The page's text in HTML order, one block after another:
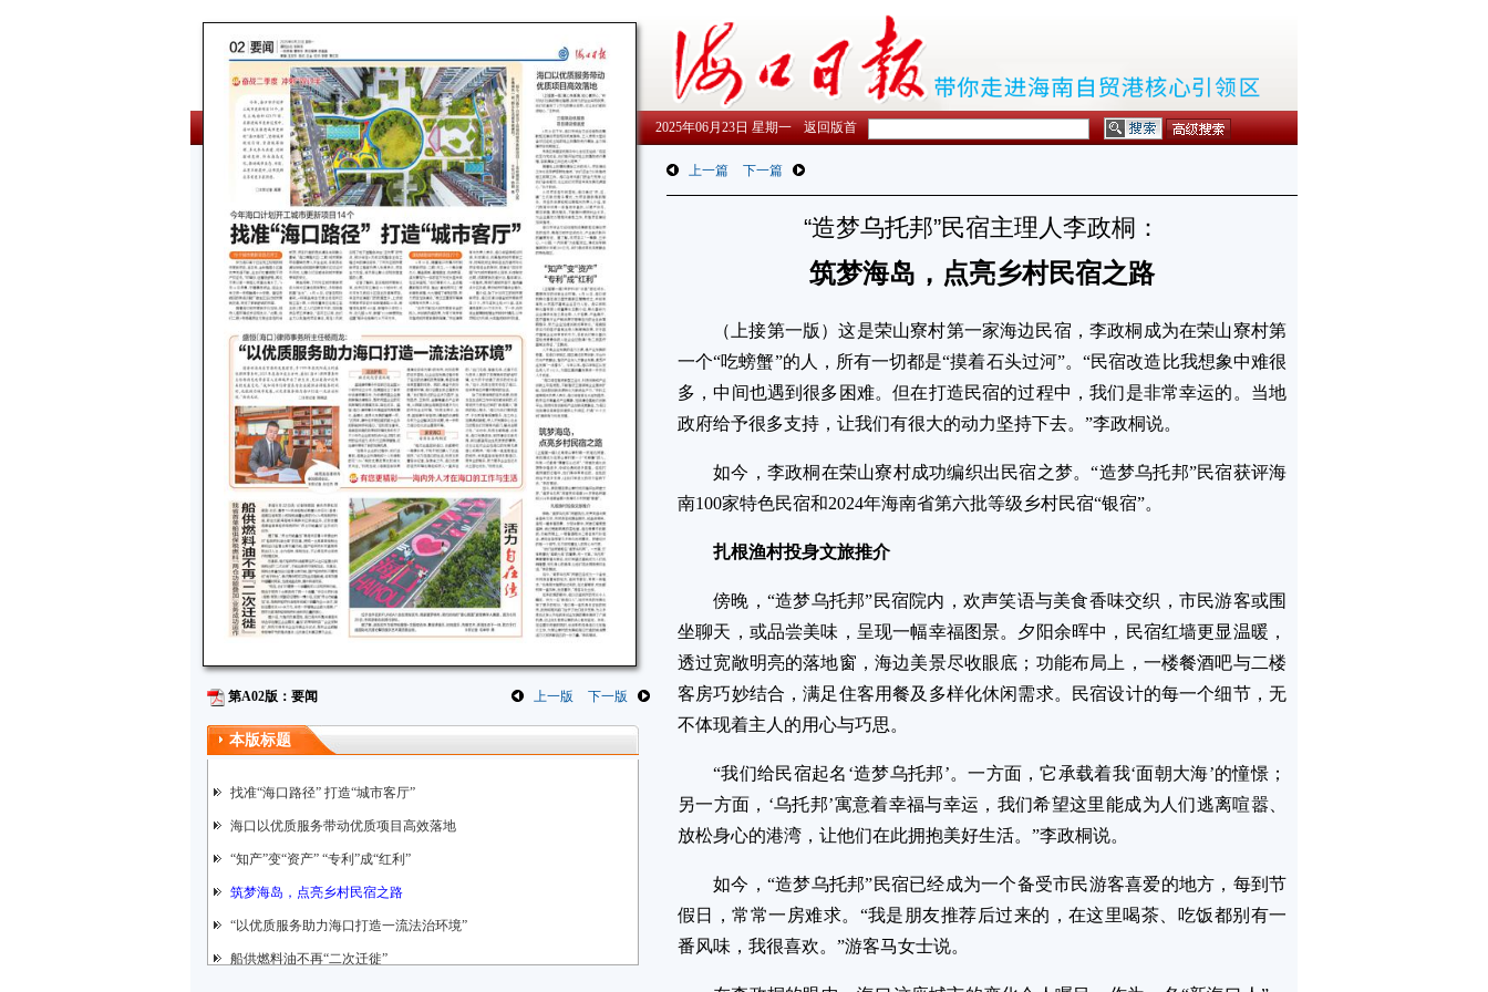
2025年06月23日 星期一 返回版首
第A02版：要闻 上一版 下一版
本版标题
找准“海口路径” 打造“城市客厅”
海口以优质服务带动优质项目高效落地
“知产”变“资产” “专利”成“红利”
筑梦海岛，点亮乡村民宿之路
“以优质服务助力海口打造一流法治环境”
船供燃料油不再“二次迁徙”
上一篇 下一篇
“造梦乌托邦”民宿主理人李政桐：
筑梦海岛，点亮乡村民宿之路
（上接第一版）这是荣山寮村第一家海边民宿，李政桐成为在荣山寮村第
一个“吃螃蟹”的人，所有一切都是“摸着石头过河”。“民宿改造比我想象中难很
多，中间也遇到很多困难。但在打造民宿的过程中，我们是非常幸运的。当地
政府给予很多支持，让我们有很大的动力坚持下去。”李政桐说。
如今，李政桐在荣山寮村成功编织出民宿之梦。“造梦乌托邦”民宿获评海
南100家特色民宿和2024年海南省第六批等级乡村民宿“银宿”。
扎根渔村投身文旅推介
傍晚，“造梦乌托邦”民宿院内，欢声笑语与美食香味交织，市民游客或围
坐聊天，或品尝美味，呈现一幅幸福图景。夕阳余晖中，民宿红墙更显温暖，
透过宽敞明亮的落地窗，海边美景尽收眼底；功能布局上，一楼餐酒吧与二楼
客房巧妙结合，满足住客用餐及多样化休闲需求。民宿设计的每一个细节，无
不体现着主人的用心与巧思。
“我们给民宿起名‘造梦乌托邦’。一方面，它承载着我‘面朝大海’的憧憬；
另一方面，‘乌托邦’寓意着幸福与幸运，我们希望这里能成为人们逃离喧嚣、
放松身心的港湾，让他们在此拥抱美好生活。”李政桐说。
如今，“造梦乌托邦”民宿已经成为一个备受市民游客喜爱的地方，每到节
假日，常常一房难求。“我是朋友推荐后过来的，在这里喝茶、吃饭都别有一
番风味，我很喜欢。”游客马女士说。